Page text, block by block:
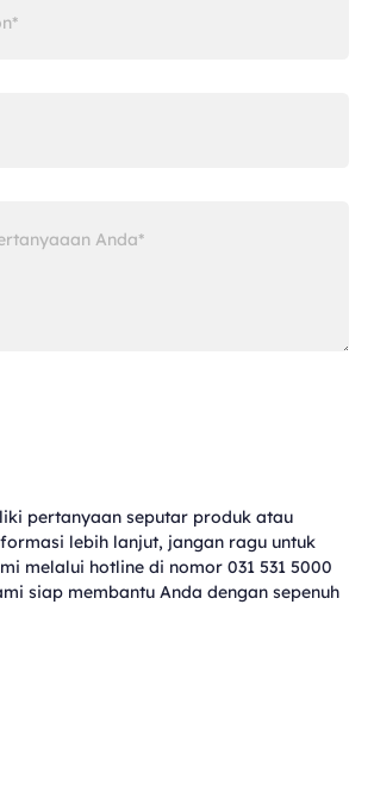
pertanyaan seputar produk atau
lebih lanjut, jangan ragu untuk
melalui hotline di nomor 031 531 5000
siap membantu Anda dengan sepenuh